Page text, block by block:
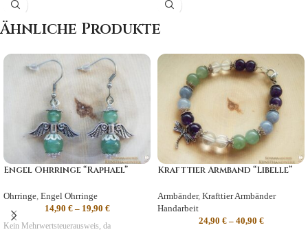
Symbolik
Ähnliche Produkte
Engel Ohrringe “Raphael”
Ohrringe, Engel Ohrringe
14,90 €– 19,90 €
Kein Mehrwertsteuerausweis, da
Krafttier Armband “Libelle”
Armbänder, Krafttier Armbänder
Handarbeit
24,90 €– 40,90 €